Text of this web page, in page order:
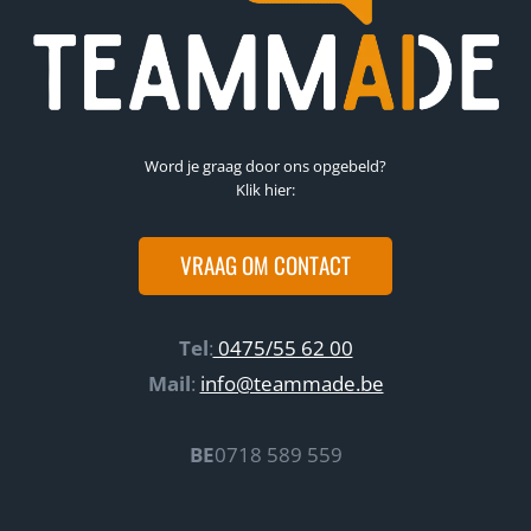
Word je graag door ons opgebeld?
Klik hier:
VRAAG OM CONTACT
Tel: 0475/55 62 00
Mail: info@teammade.be
BE0718 589 559